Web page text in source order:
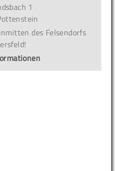
1
des Felsendorfs